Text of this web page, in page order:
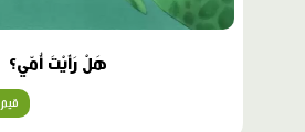
هَلْ رَأَيْتَ أُمّي؟
قيم